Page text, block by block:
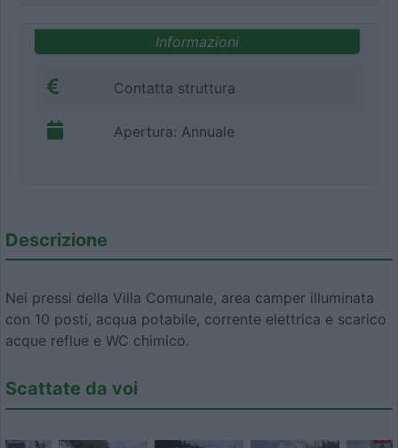
Informazioni
Contatta struttura
Apertura: Annuale
Descrizione
Nei pressi della Villa Comunale, area camper illuminata
con 10 posti, acqua potabile, corrente elettrica e scarico
acque reflue e WC chimico.
Scattate da voi